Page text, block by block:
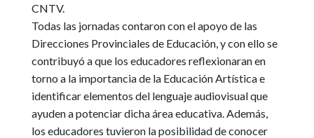
CNTV.
Todas las jornadas contaron con el apoyo de las
Direcciones Provinciales de Educación, y con ello se
contribuyó a que los educadores reflexionaran en
torno a la importancia de la Educación Artística e
identificar elementos del lenguaje audiovisual que
ayuden a potenciar dicha área educativa. Además,
los educadores tuvieron la posibilidad de conocer